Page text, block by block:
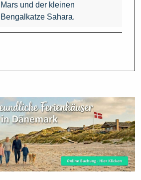
Mars und der kleinen
Bengalkatze Sahara.